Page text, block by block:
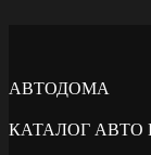
АВТОДОМА
КАТАЛОГ АВТО